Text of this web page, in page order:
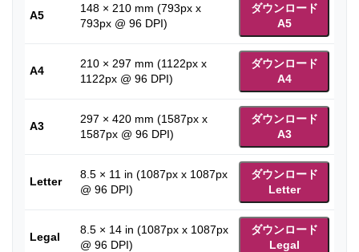
A5
148 × 210 mm (793px x
793px @ 96 DPI)
ダウンロード
A5
A4
210 × 297 mm (1122px x
1122px @ 96 DPI)
ダウンロード
A4
A3
297 × 420 mm (1587px x
1587px @ 96 DPI)
ダウンロード
A3
Letter
8.5 × 11 in (1087px x 1087px
@ 96 DPI)
ダウンロード
Letter
Legal
8.5 × 14 in (1087px x 1087px
@ 96 DPI)
ダウンロード
Legal